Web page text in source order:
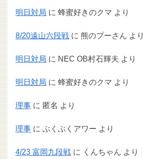
明日対局 に 蜂蜜好きのクマ より
8/20遠山六段戦 に 熊のプーさん より
明日対局 に NEC OB村石輝夫 より
明日対局 に 蜂蜜好きのクマ より
理事 に 匿名 より
理事 に ぶくぶくアワー より
4/23 富岡九段戦 に くんちゃん より